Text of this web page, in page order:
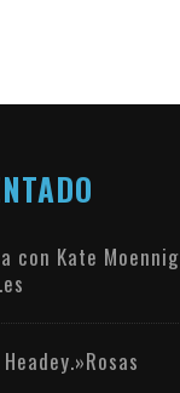
con Kate Moennig